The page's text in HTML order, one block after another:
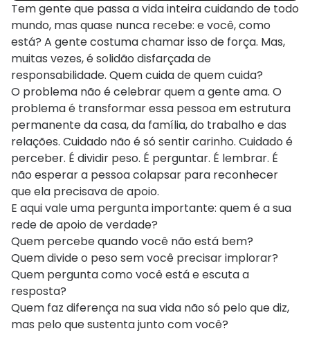
Tem gente que passa a vida inteira cuidando de todo
mundo, mas quase nunca recebe: e você, como
está? A gente costuma chamar isso de força. Mas,
muitas vezes, é solidão disfarçada de
responsabilidade. Quem cuida de quem cuida?
O problema não é celebrar quem a gente ama. O
problema é transformar essa pessoa em estrutura
permanente da casa, da família, do trabalho e das
relações. Cuidado não é só sentir carinho. Cuidado é
perceber. É dividir peso. É perguntar. É lembrar. É
não esperar a pessoa colapsar para reconhecer
que ela precisava de apoio.
E aqui vale uma pergunta importante: quem é a sua
rede de apoio de verdade?
Quem percebe quando você não está bem?
Quem divide o peso sem você precisar implorar?
Quem pergunta como você está e escuta a
resposta?
Quem faz diferença na sua vida não só pelo que diz,
mas pelo que sustenta junto com você?